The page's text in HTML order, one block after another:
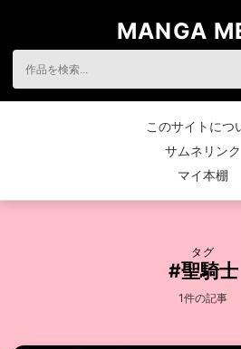
MANGA
このサイトにつ
サムネリンク
マイ本棚
タグ
#聖騎士
1件の記事